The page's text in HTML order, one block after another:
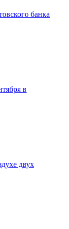
банка
в
двух